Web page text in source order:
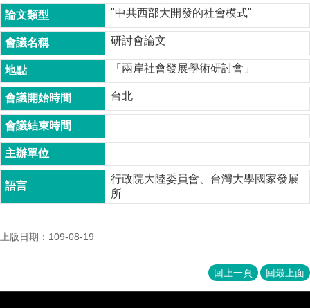
員
博
士
班
碩
士
班
在
職
專
班
研
"中共西部大開發的社會模式"
研討會論文
「兩岸社會發展學術研討會」
台北
行政院大陸委員會、台灣大學國家發展
所
上版日期：109-08-19
回上一頁 回最上面